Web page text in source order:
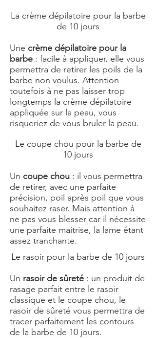
La crème dépilatoire pour la barbe
de 10 jours
Une crème dépilatoire pour la
barbe : facile à appliquer, elle vous
permettra de retirer les poils de la
barbe non voulus. Attention
toutefois à ne pas laisser trop
longtemps la crème dépilatoire
appliquée sur la peau, vous
risqueriez de vous bruler la peau.
Le coupe chou pour la barbe de
10 jours
Un coupe chou : il vous permettra
de retirer, avec une parfaite
précision, poil après poil que vous
souhaitez raser. Mais attention à
ne pas vous blesser car il nécessite
une parfaite maitrise, la lame étant
assez tranchante.
Le rasoir pour la barbe de 10 jours
Un rasoir de sûreté : un produit de
rasage parfait entre le rasoir
classique et le coupe chou, le
rasoir de sûreté vous permettra de
tracer parfaitement les contours
de la barbe de 10 jours.